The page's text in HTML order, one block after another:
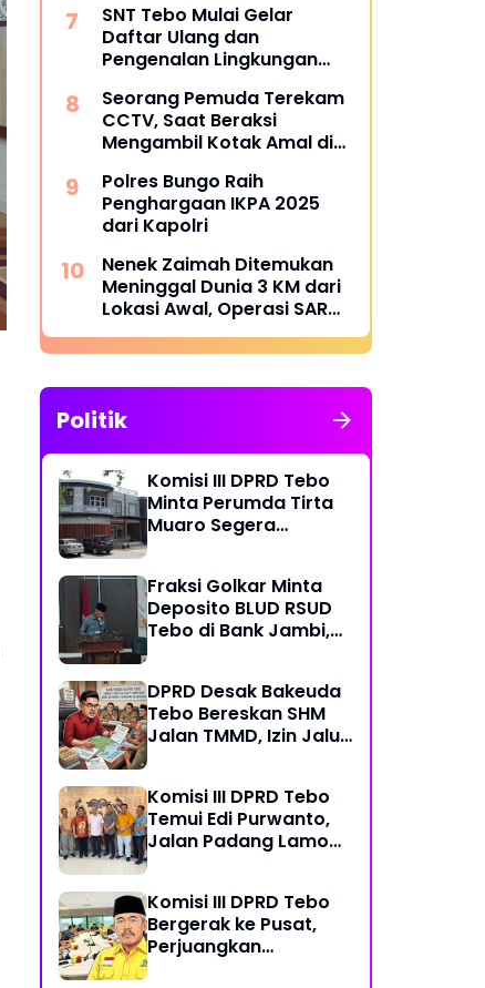
Jawab
SNT Tebo Mulai Gelar
Daftar Ulang dan
Pengenalan Lingkungan
Siswa Hadir Bersama
Orang Tua
Seorang Pemuda Terekam
CCTV, Saat Beraksi
Mengambil Kotak Amal di
Polres Bungo Raih
Penghargaan IKPA 2025
dari Kapolri
Nenek Zaimah Ditemukan
Meninggal Dunia 3 KM dari
Lokasi Awal, Operasi SAR
Sungai Nalo Tantan Resmi
Ditutup
Politik
Komisi III DPRD Tebo
Minta Perumda Tirta
Muaro Segera
Jambi
Fraksi Golkar Minta
Deposito BLUD RSUD
Tebo di Bank Jambi,
Perintis
DPRD Desak Bakeuda
Tebo Bereskan SHM
Jalan TMMD, Izin Jalur
Komisi III DPRD Tebo
Temui Edi Purwanto,
Jalan Padang Lamo
Komisi III DPRD Tebo
Bergerak ke Pusat,
Perjuangkan